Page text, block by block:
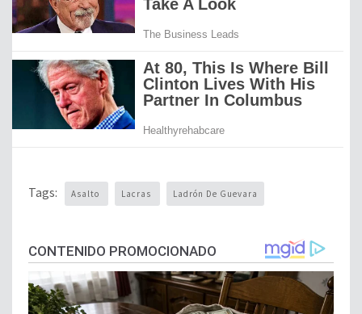
Tags: Asalto Lacras Ladrón De Guevara
CONTENIDO PROMOCIONADO